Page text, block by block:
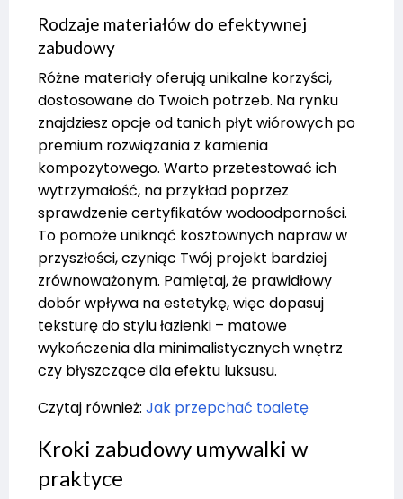
Rodzaje materiałów do efektywnej
zabudowy
Różne materiały oferują unikalne korzyści,
dostosowane do Twoich potrzeb. Na rynku
znajdziesz opcje od tanich płyt wiórowych po
premium rozwiązania z kamienia
kompozytowego. Warto przetestować ich
wytrzymałość, na przykład poprzez
sprawdzenie certyfikatów wodoodporności.
To pomoże uniknąć kosztownych napraw w
przyszłości, czyniąc Twój projekt bardziej
zrównoważonym. Pamiętaj, że prawidłowy
dobór wpływa na estetykę, więc dopasuj
teksturę do stylu łazienki – matowe
wykończenia dla minimalistycznych wnętrz
czy błyszczące dla efektu luksusu.
Czytaj również: Jak przepchać toaletę
Kroki zabudowy umywalki w
praktyce